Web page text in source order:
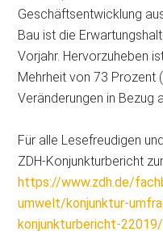
Geschäftsentwicklung
Bau ist die
Vorjahr. Hervorzuheben
Mehrheit von 73 Prozent
Veränderungen in Bezug
Für alle Lesefreudigen
ZDH-Konjunkturbericht
https://www.zdh.de/
umwelt/konjunktur-
konjunkturbericht-22019/